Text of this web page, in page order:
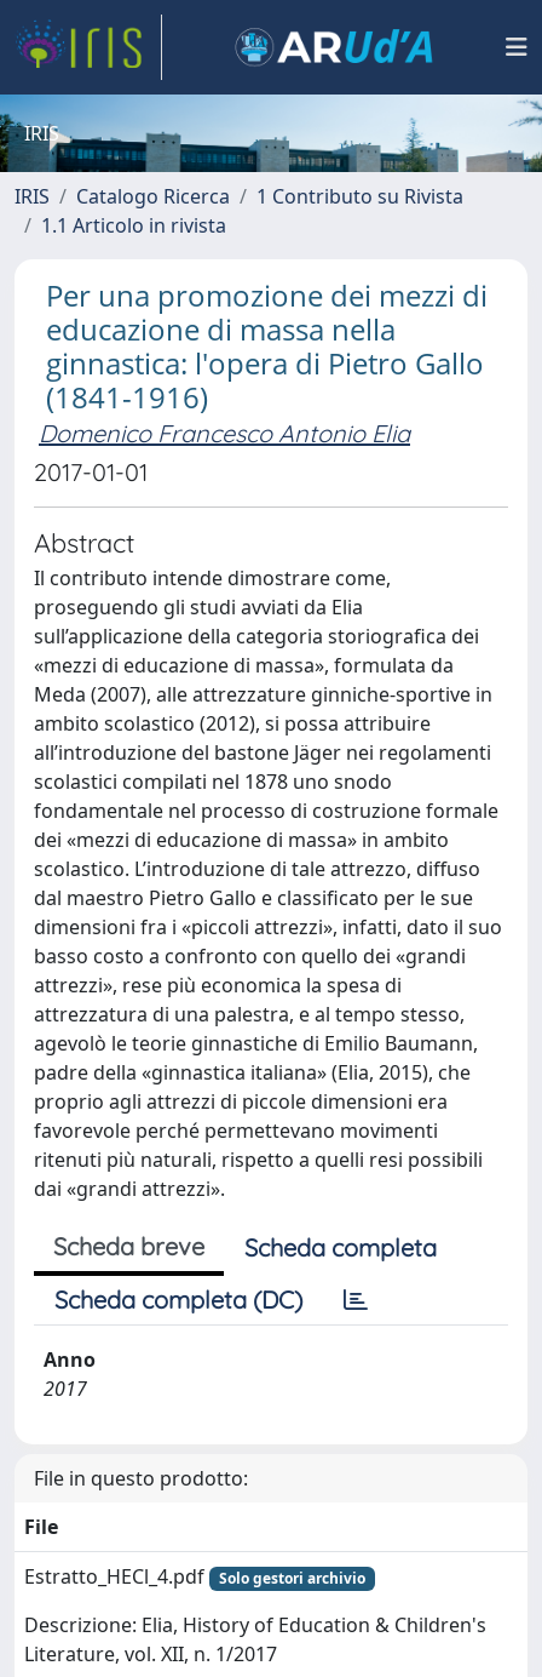
IRIS
IRIS Catalogo Ricerca
1 Contributo su Rivista
1.1 Articolo in rivista
Per una promozione dei mezzi di
educazione di massa nella
ginnastica: l'opera di Pietro Gallo
(1841-1916)
Domenico Francesco Antonio Elia
2017-01-01
Abstract
Il contributo intende dimostrare come,
proseguendo gli studi avviati da Elia
sull’applicazione della categoria storiografica dei
«mezzi di educazione di massa», formulata da
Meda (2007), alle attrezzature ginniche-sportive in
ambito scolastico (2012), si possa attribuire
all’introduzione del bastone Jäger nei regolamenti
scolastici compilati nel 1878 uno snodo
fondamentale nel processo di costruzione formale
dei «mezzi di educazione di massa» in ambito
scolastico. L’introduzione di tale attrezzo, diffuso
dal maestro Pietro Gallo e classificato per le sue
dimensioni fra i «piccoli attrezzi», infatti, dato il suo
basso costo a confronto con quello dei «grandi
attrezzi», rese più economica la spesa di
attrezzatura di una palestra, e al tempo stesso,
agevolò le teorie ginnastiche di Emilio Baumann,
padre della «ginnastica italiana» (Elia, 2015), che
proprio agli attrezzi di piccole dimensioni era
favorevole perché permettevano movimenti
ritenuti più naturali, rispetto a quelli resi possibili
dai «grandi attrezzi».
Scheda breve
Scheda completa
Scheda completa (DC)
Anno
2017
File in questo prodotto:
File
Estratto_HECl_4.pdf
Solo gestori archivio
Descrizione: Elia, History of Education & Children's
Literature, vol. XII, n. 1/2017